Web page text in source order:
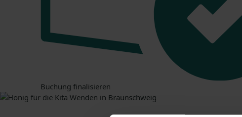
Buchung finalisieren